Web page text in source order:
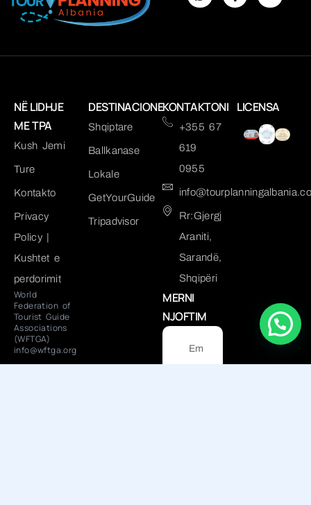
NË LIDHJE
ME TPA
Kush Jemi
Ture
Kontakto
Privacy
Policy |
Kushtet e
perdorimit
World
Federation of
Tourist Guide
Associations
(WFTGA)
info@wftga.org
DESTINACIONE
Shqiptare
Ballkanase
Lokale
GetYourGuide
Tripadvisor
KONTAKTONI
+355 67
619
0955
Rr:Gjergj
Araniti,
Sarandë,
Shqipëri
MERNI
NJOFTIM
LICENSA